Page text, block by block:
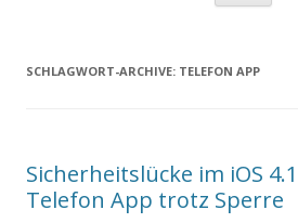
SCHLAGWORT-ARCHIVE: TELEFON APP
Sicherheitslücke im iOS
Telefon App trotz Sperre